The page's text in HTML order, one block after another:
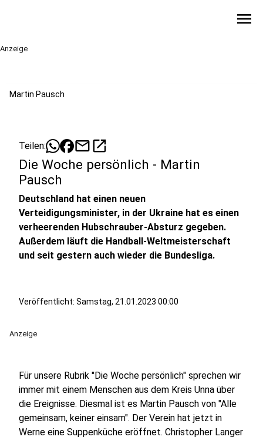
menu
Anzeige
Martin Pausch
Teilen: mailopen_in_new
Die Woche persönlich - Martin
Pausch
Deutschland hat einen neuen
Verteidigungsminister, in der Ukraine hat es einen
verheerenden Hubschrauber-Absturz gegeben.
Außerdem läuft die Handball-Weltmeisterschaft
und seit gestern auch wieder die Bundesliga.
Veröffentlicht: Samstag, 21.01.2023 00:00
Anzeige
Für unsere Rubrik "Die Woche persönlich" sprechen wir
immer mit einem Menschen aus dem Kreis Unna über
die Ereignisse. Diesmal ist es Martin Pausch von "Alle
gemeinsam, keiner einsam". Der Verein hat jetzt in
Werne eine Suppenküche eröffnet. Christopher Langer